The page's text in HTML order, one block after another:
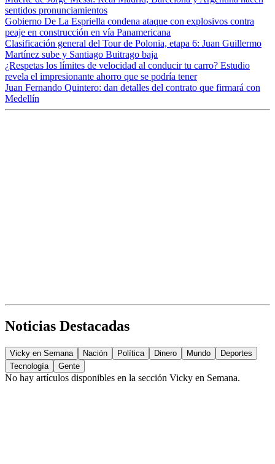
sentidos pronunciamientos
Gobierno De La Espriella condena ataque con explosivos contra
peaje en construcción en vía Panamericana
Clasificación general del Tour de Polonia, etapa 6: Juan Guillermo
Martínez sube y Santiago Buitrago baja
¿Respetas los límites de velocidad al conducir tu carro? Estudio
revela el impresionante ahorro que se podría tener
Juan Fernando Quintero: dan detalles del contrato que firmará con
Medellín
Noticias Destacadas
Vicky en Semana Nación Política Dinero Mundo
Deportes
Tecnología
Gente
No hay artículos disponibles en la sección Vicky en Semana.